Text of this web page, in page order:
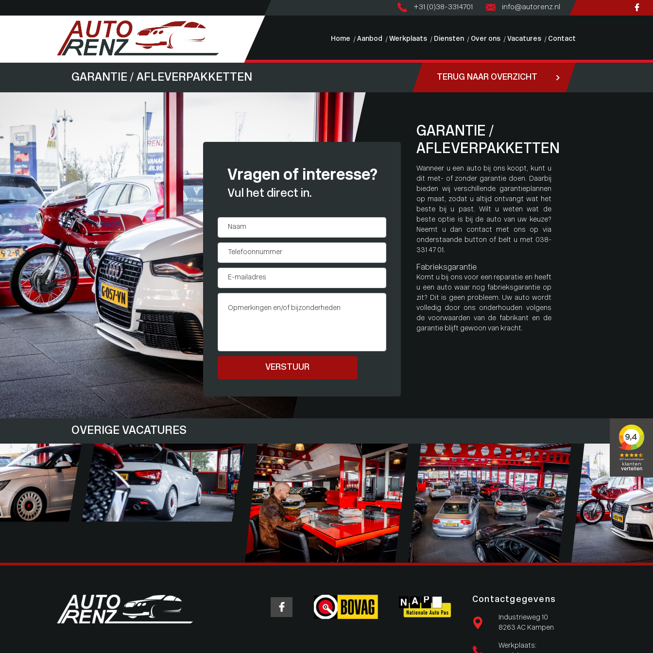
+31 (0)38-3314701 info@autorenz.nl
Home Aanbod Werkplaats Diensten Over ons Vacatures Contact
GARANTIE / AFLEVERPAKKETTEN TERUG NAAR OVERZICHT
GARANTIE /
AFLEVERPAKKETTEN
Wanneer u een auto bij ons koopt, kunt u
dit met- of zonder garantie doen. Daarbij
bieden wij verschillende garantieplannen
op maat, zodat u altijd ontvangt wat het
beste bij u past. Wilt u weten wat de
beste optie is bij de auto van uw keuze?
Neemt u dan contact met ons op via
onderstaande button of belt u met 038-
331 47 01.
Fabrieksgarantie
Komt u bij ons voor een reparatie en heeft
u een auto waar nog fabrieksgarantie op
zit? Dit is geen probleem. Uw auto wordt
volledig door ons onderhouden volgens
de voorwaarden van de fabrikant en de
garantie blijft gewoon van kracht.
Vragen of interesse?
Vul het direct in.
VERSTUUR
OVERIGE VACATURES
Contactgegevens
Industrieweg 10
8263 AC Kampen
Werkplaats: